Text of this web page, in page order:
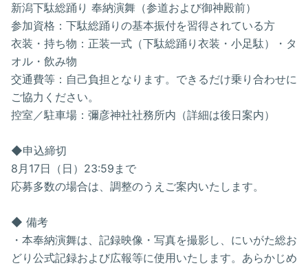
新潟下駄総踊り 奉納演舞（参道および御神殿前）
参加資格：下駄総踊りの基本振付を習得されている方
衣装・持ち物：正装一式（下駄総踊り衣装・小足駄）・タ
オル・飲み物
交通費等：自己負担となります。できるだけ乗り合わせに
ご協力ください。
控室／駐車場：彌彦神社社務所内（詳細は後日案内）
◆申込締切
8月17日（日）23:59まで
応募多数の場合は、調整のうえご案内いたします。
◆ 備考
・本奉納演舞は、記録映像・写真を撮影し、にいがた総お
どり公式記録および広報等に使用いたします。あらかじめ